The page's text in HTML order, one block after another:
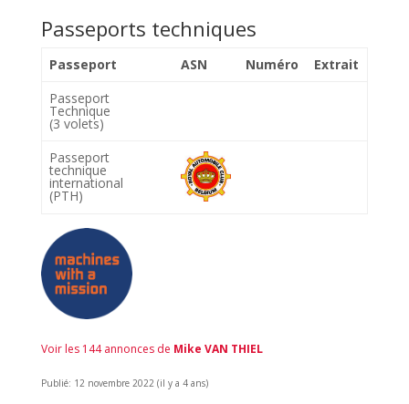
Passeports techniques
Passeport ASN Numéro
Extrait
Passeport
Technique
(3 volets)
Passeport
technique
international
(PTH)
Voir les 144 annonces de Mike VAN THIEL
Publié: 12 novembre 2022 (il y a 4 ans)